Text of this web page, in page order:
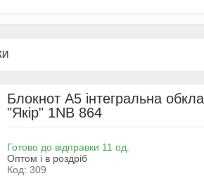
Блокнот А5 інтегральна
"Якір" 1NB 864
Готово до відправки 11 од.
Оптом і в роздріб
Код: 309